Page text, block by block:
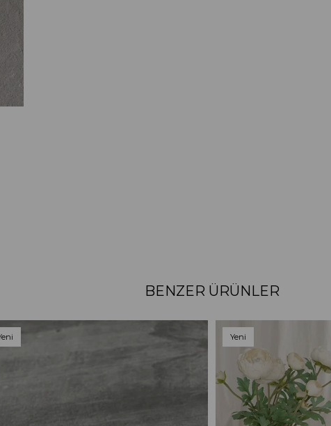
BENZER ÜRÜNLER
Yeni
Ürün